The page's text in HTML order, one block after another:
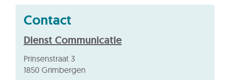
Contact
Dienst Communicatie
Adres
Prinsenstraat 3
,1850 Grimbergen